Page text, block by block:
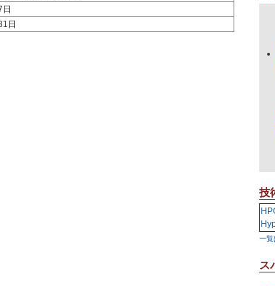
日
技
一覧
ス